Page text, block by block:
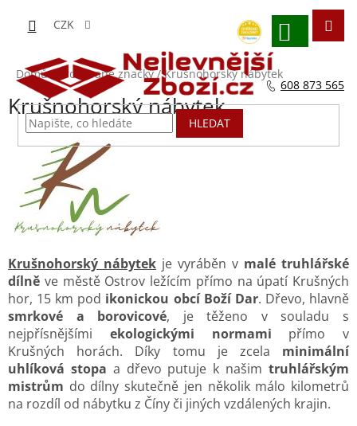
obsah
CZK
HLEDAT
NÁKUPNÍ
Domů / Prodávané značky / Krušnohorský nábytek
P
o
n
p
a
n
e
l
Krušnohorský nábytek
Krušnohorský nábytek je vyráběn v malé truhlářské
dílně ve městě Ostrov ležícím přímo na úpatí Krušných
hor, 15 km pod ikonickou obcí Boží Dar. Dřevo, hlavně
smrkové a borovicové, je těženo v souladu s
nejpřísnějšími ekologickými normami přímo v
Krušných horách. Díky tomu je zcela minimální
uhlíková stopa a dřevo putuje k našimtruhlářským
mistrům do dílny skutečně jen několik málo kilometrů
na rozdíl od nábytku z Číny či jiných vzdálených krajin.
608 873 565